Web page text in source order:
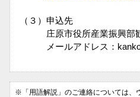
（３）申込先
庄原市役所産業振興部
メールアドレス：
※「用語解説」のご連絡については、